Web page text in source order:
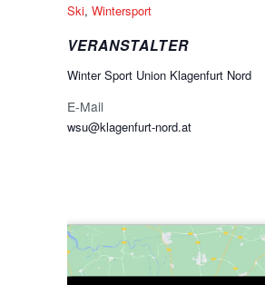
Ski, Wintersport
VERANSTALTER
Winter Sport Union Klagenfurt Nord
E-Mail
wsu@klagenfurt-nord.at